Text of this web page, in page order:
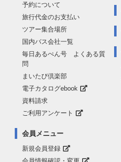
予約について
旅行代金のお支払い
ツアー集合場所
国内バス会社一覧
毎日あるぺん号 よくある質
問
まいたび倶楽部
電子カタログebook
資料請求
ご利用アンケート
会員メニュー
新規会員登録